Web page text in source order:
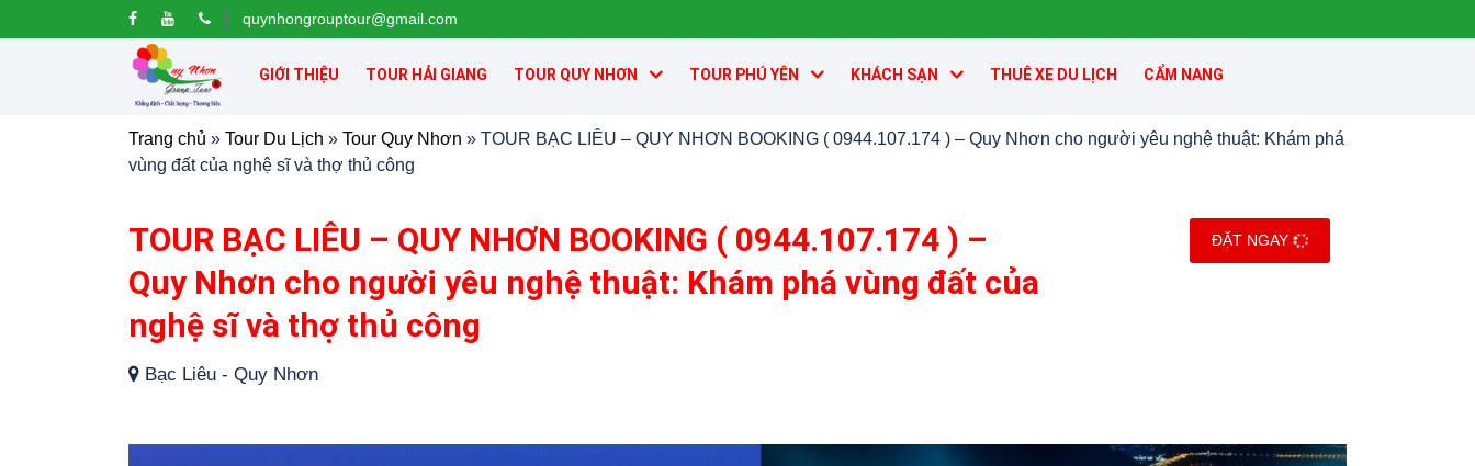
quynhongrouptour@gmail.com
GIỚI THIỆU TOUR HẢI GIANG TOUR QUY NHƠN TOUR PHÚ YÊN KHÁCH SẠN THUÊ XE DU LỊCH CẨM NANG
Trang chủ » Tour Du Lịch » Tour Quy Nhơn » TOUR BẠC LIÊU – QUY NHƠN BOOKING ( 0944.107.174 ) – Quy Nhơn cho người yêu nghệ thuật: Khám phá
vùng đất của nghệ sĩ và thợ thủ công
TOUR BẠC LIÊU – QUY NHƠN BOOKING ( 0944.107.174 ) –
Quy Nhơn cho người yêu nghệ thuật: Khám phá vùng đất của
nghệ sĩ và thợ thủ công
Bạc Liêu - Quy Nhơn
ĐẶT NGAY